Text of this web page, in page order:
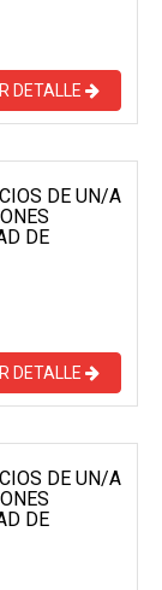
DETALLE
DE UN/A
DE
DETALLE
DE UN/A
DE